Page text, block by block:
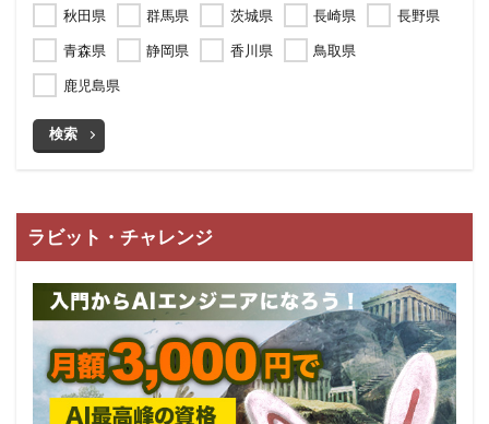
秋田県 群馬県 茨城県 長崎県
長野県
青森県
静岡県 香川県
鳥取県
鹿児島県
検索
ラビット・チャレンジ